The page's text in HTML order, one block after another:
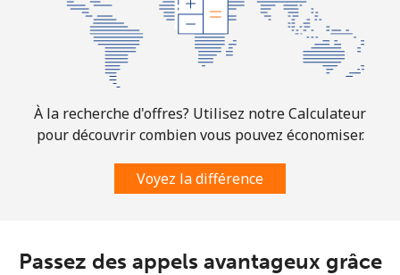
À la recherche d'offres? Utilisez notre Calculateur
pour découvrir combien vous pouvez économiser.
Voyez la différence
Passez des appels avantageux grâce